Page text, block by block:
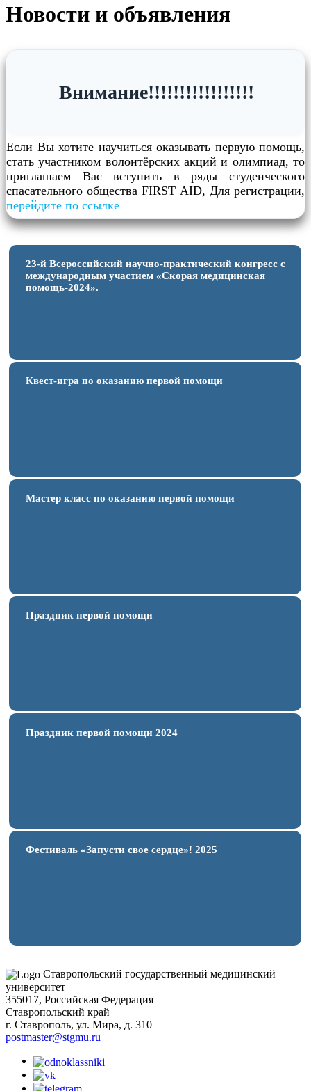
Новости и объявления
Внимание!!!!!!!!!!!!!!!!!
Если Вы хотите научиться оказывать первую помощь,
стать участником волонтёрских акций и олимпиад, то
приглашаем Вас вступить в ряды студенческого
спасательного общества FIRST AID, Для регистрации,
перейдите по ссылке
23-й Всероссийский научно-практический конгресс с
международным участием «Скорая медицинская
помощь-2024».
Квест-игра по оказанию первой помощи
Мастер класс по оказанию первой помощи
Праздник первой помощи
Праздник первой помощи 2024
Фестиваль «Запусти свое сердце»! 2025
Ставропольский государственный медицинский
университет
355017, Российская Федерация
Ставропольский край
г. Ставрополь, ул. Мира, д. 310
postmaster@stgmu.ru